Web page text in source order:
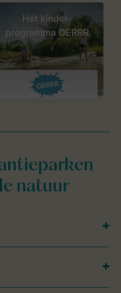
Hét kinder-
programma OERRR
natuur